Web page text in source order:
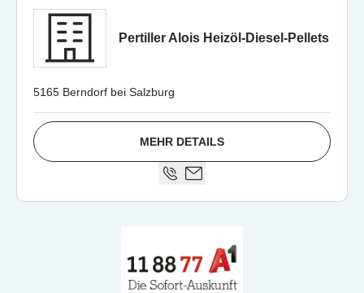
Pertiller Alois Heizöl-Diesel-Pellets
5165 Berndorf bei Salzburg
MEHR DETAILS